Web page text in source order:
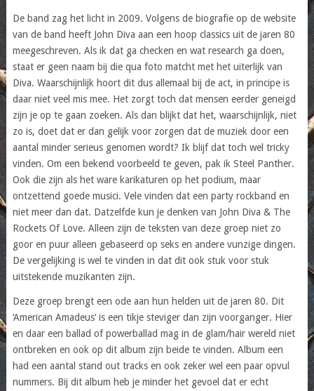
De band zag het licht in 2009. Volgens de biografie op de website
van de band heeft John Diva aan een hoop classics uit de jaren 80
meegeschreven. Als ik dat ga checken en wat research ga doen,
staat er geen naam bij die qua foto matcht met het uiterlijk van
Diva. Waarschijnlijk hoort dit dus allemaal bij de act, in principe is
daar niet veel mis mee. Het zorgt toch dat mensen eerder geneigd
zijn je op te gaan zoeken. Als dan blijkt dat het, waarschijnlijk, niet
zo is, doet dat er dan gelijk voor zorgen dat de muziek door een
aantal minder serieus genomen wordt? Ik blijf dat toch wel tricky
vinden. Om een bekend voorbeeld te geven, pak ik Steel Panther.
Ook die zijn als het ware karikaturen op het podium, maar
ontzettend goede musici. Vele vinden dat een party rockband en
niet meer dan dat. Datzelfde kun je denken van John Diva & The
Rockets Of Love. Alleen zijn de teksten van deze groep niet zo
goor en puur alleen gebaseerd op seks en andere vunzige dingen.
De vergelijking is wel te vinden in dat dit ook stuk voor stuk
uitstekende muzikanten zijn.
Deze groep brengt een ode aan hun helden uit de jaren 80. Dit
‘American Amadeus’ is een tikje steviger dan zijn voorganger. Hier
en daar een ballad of powerballad mag in de glam/hair wereld niet
ontbreken en ook op dit album zijn beide te vinden. Album een
had een aantal stand out tracks en ook zeker wel een paar opvul
nummers. Bij dit album heb je minder het gevoel dat er echt